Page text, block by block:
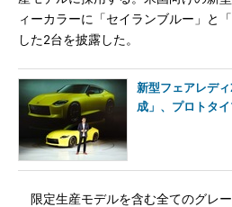
ィーカラーに「セイランブルー」と
した2台を披露した。
新型フェアレデ
成」、プロトタ
限定生産モデルを含む全てのグレ